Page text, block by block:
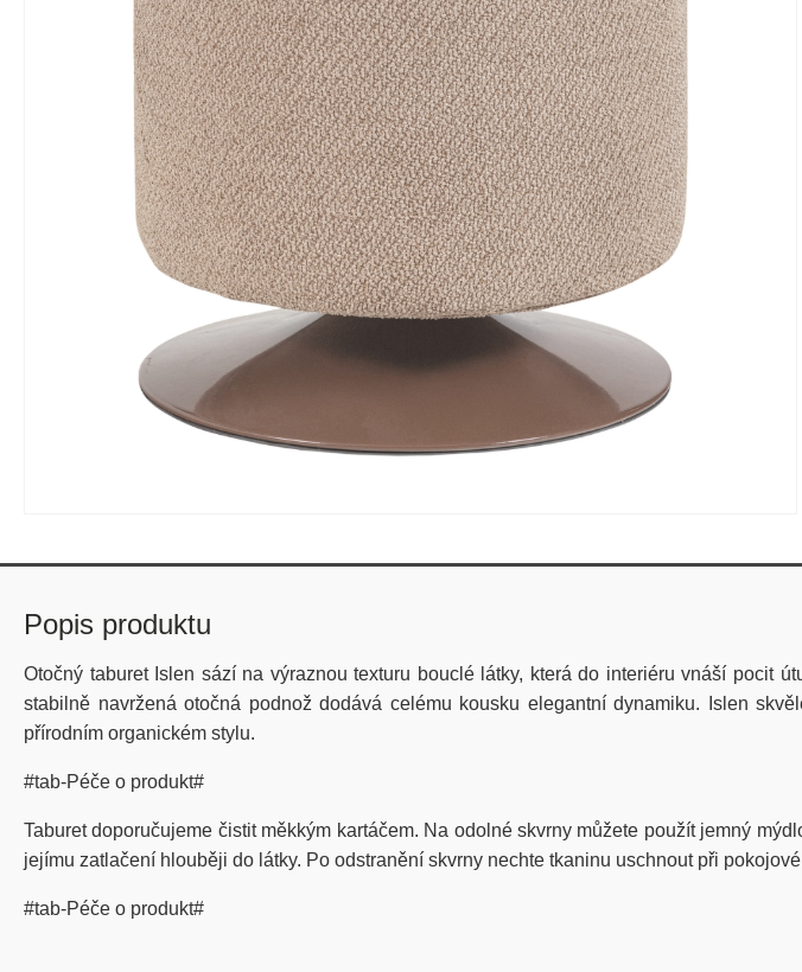
Popis produktu
Otočný taburet Islen sází na výraznou texturu bouclé látky, která do interiéru vnáší pocit
stabilně navržená otočná podnož dodává celému kousku elegantní dynamiku. Islen
přírodním organickém stylu.
#tab-Péče o produkt#
Taburet doporučujeme čistit měkkým kartáčem. Na odolné skvrny můžete použít jemný
jejímu zatlačení hlouběji do látky. Po odstranění skvrny nechte tkaninu uschnout při
#tab-Péče o produkt#